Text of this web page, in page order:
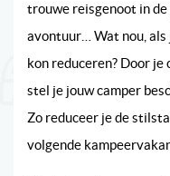
trouwe reisgenoot in
avontuur… Wat nou, als
kon reduceren? Door je
stel je jouw camper
Zo reduceer je de
volgende